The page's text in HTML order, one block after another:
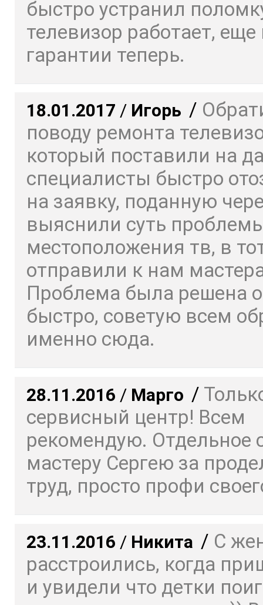
быстро устранил
телевизор работает, еще
гарантии теперь.
18.01.2017 / Игорь /
поводу ремонта
который поставили на
специалисты быстро
на заявку, поданную
выяснили суть
местоположения тв, в
отправили к нам
Проблема была решена
быстро, советую всем
именно сюда.
28.11.2016 / Марго /
сервисный центр! Всем
рекомендую. Отдельное
мастеру Сергею за
труд, просто профи
23.11.2016 / Никита / С
расстроились, когда
и увидели что детки